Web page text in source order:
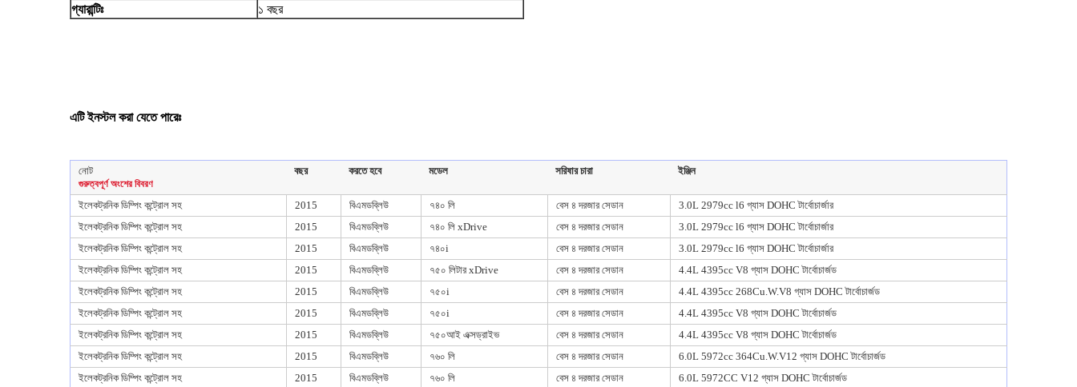
গ্যারান্টিঃ
১ বছর
এটি ইনস্টল করা যেতে পারেঃ
নোট
গুরুত্বপূর্ণ অংশের বিবরণ
বছর করতে হবে মডেল সরিষার চারা ইঞ্জিন
ইলেকট্রনিক ডিম্পিং কন্ট্রোল সহ 2015 বিএমডব্লিউ ৭৪০ লি বেস ৪ দরজার সেডান
3.0L 2979cc l6 গ্যাস DOHC টার্বোচার্জার
ইলেকট্রনিক ডিম্পিং কন্ট্রোল সহ
2015 বিএমডব্লিউ ৭৪০ লি xDrive বেস ৪ দরজার সেডান
3.0L 2979cc l6 গ্যাস DOHC টার্বোচার্জার
ইলেকট্রনিক ডিম্পিং কন্ট্রোল সহ
2015 বিএমডব্লিউ ৭৪০i বেস ৪ দরজার সেডান
3.0L 2979cc l6 গ্যাস DOHC টার্বোচার্জার
ইলেকট্রনিক ডিম্পিং কন্ট্রোল সহ
2015 বিএমডব্লিউ ৭৫০ লিটার xDrive বেস ৪ দরজার সেডান
4.4L 4395cc V8 গ্যাস DOHC টার্বোচার্জড
ইলেকট্রনিক ডিম্পিং কন্ট্রোল সহ
2015 বিএমডব্লিউ ৭৫০i বেস ৪ দরজার সেডান
4.4L 4395cc 268Cu.W.V8 গ্যাস DOHC টার্বোচার্জড
ইলেকট্রনিক ডিম্পিং কন্ট্রোল সহ
2015 বিএমডব্লিউ ৭৫০i বেস ৪ দরজার সেডান
4.4L 4395cc V8 গ্যাস DOHC টার্বোচার্জড
ইলেকট্রনিক ডিম্পিং কন্ট্রোল সহ
2015 বিএমডব্লিউ ৭৫০আই এক্সড্রাইভ বেস ৪ দরজার সেডান
4.4L 4395cc V8 গ্যাস DOHC টার্বোচার্জড
ইলেকট্রনিক ডিম্পিং কন্ট্রোল সহ
2015 বিএমডব্লিউ ৭৬০ লি বেস ৪ দরজার সেডান
6.0L 5972cc 364Cu.W.V12 গ্যাস DOHC টার্বোচার্জড
ইলেকট্রনিক ডিম্পিং কন্ট্রোল সহ
2015 বিএমডব্লিউ ৭৬০ লি বেস ৪ দরজার সেডান 6.0L 5972CC V12 গ্যাস DOHC টার্বোচার্জড